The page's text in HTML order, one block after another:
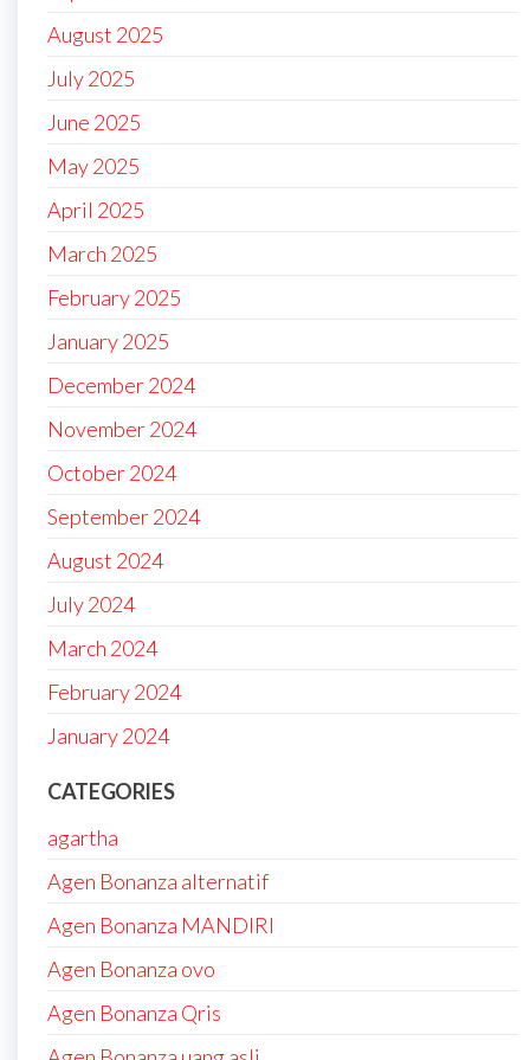
August 2025
July 2025
June 2025
May 2025
April 2025
March 2025
February 2025
January 2025
December 2024
November 2024
October 2024
September 2024
August 2024
July 2024
March 2024
February 2024
January 2024
CATEGORIES
agartha
Agen Bonanza alternatif
Agen Bonanza MANDIRI
Agen Bonanza ovo
Agen Bonanza Qris